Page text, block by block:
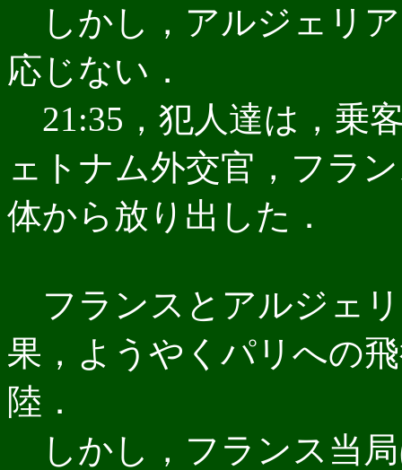
しかし，アルジェリ
応じない．
21:35，犯人達は，乗
ェトナム外交官，フラ
体から放り出した．
フランスとアルジェ
果，ようやくパリへの
陸．
しかし，フランス当